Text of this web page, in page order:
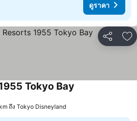
ดูราคา
แชร์ เ
Tokyo Bay
ถึง Tokyo Disneyland